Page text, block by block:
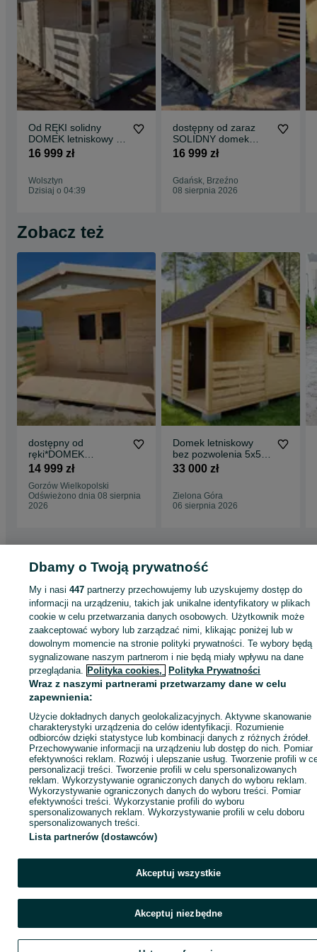
Od RĘKI solidny
DOMEK letniskowy z
TARASEM na działkę
16 999 zł
Wolsztyn
Dzisiaj o 04:39
dostępny od zaraz
SOLIDNY domek
LETNISKOWY
16 999 zł
Gdańsk, Brzeźno
08 sierpnia 2026
Zobacz też
dostępny od
ręki*DOMEK
letniskowy drewniany
mm*5mx4m*20 m2
14 999 zł
Gorzów Wielkopolski
Odświeżono dnia 08 sierpnia
2026
Domek letniskowy
bez pozwolenia 5x5m
do 35m2 | Producent
33 000 zł
Zielona Góra
06 sierpnia 2026
Strona główna Dom i Ogród Ogród
Kujawsko-pomorskie
Domki - Żnin
KATEGORIA
ID:809182689 Wyświetlenia:
Zadzwoń / SMS
Dbamy o Twoją prywatność
My i nasi447 partnerzy przechowujemy lub uzyskujemy dostęp do
informacji na urządzeniu, takich jak unikalne identyfikatory w plikach
cookie w celu przetwarzania danych osobowych. Użytkownik może
zaakceptować wybory lub zarządzać nimi, klikając poniżej lub w
dowolnym momencie na stronie polityki prywatności. Te wybory będą
sygnalizowane naszym partnerom i nie będą miały wpływu na dane
przeglądania. Polityka cookies, Polityka Prywatności
Wraz z naszymi partnerami przetwarzamy dane w celu
zapewnienia:
Użycie dokładnych danych geolokalizacyjnych. Aktywne skanowanie
charakterystyki urządzenia do celów identyfikacji. Rozumienie
odbiorców dzięki statystyce lub kombinacji danych z różnych źródeł.
Przechowywanie informacji na urządzeniu lub dostęp do nich. Pomiar
efektywności reklam. Rozwój i ulepszanie usług. Tworzenie profili w
personalizacji treści. Tworzenie profili w celu spersonalizowanych
reklam. Wykorzystywanie ograniczonych danych do wyboru reklam.
Wykorzystywanie ograniczonych danych do wyboru treści. Pomiar
efektywności treści. Wykorzystanie profili do wyboru
spersonalizowanych reklam. Wykorzystywanie profili w celu doboru
spersonalizowanych treści.
Lista partnerów (dostawców)
Akceptuj wszystkie
Akceptuj niezbędne